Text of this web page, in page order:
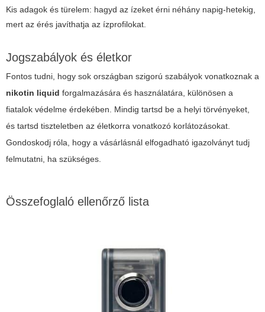
Kis adagok és türelem: hagyd az ízeket érni néhány napig-hetekig,
mert az érés javíthatja az ízprofilokat.
Jogszabályok és életkor
Fontos tudni, hogy sok országban szigorú szabályok vonatkoznak a
nikotin liquid forgalmazására és használatára, különösen a
fiatalok védelme érdekében. Mindig tartsd be a helyi törvényeket,
és tartsd tiszteletben az életkorra vonatkozó korlátozásokat.
Gondoskodj róla, hogy a vásárlásnál elfogadható igazolványt tudj
felmutatni, ha szükséges.
Összefoglaló ellenőrző lista